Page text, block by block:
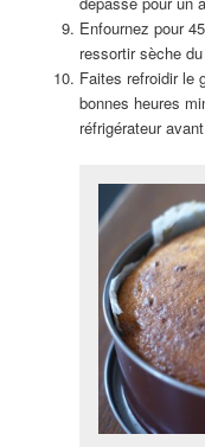
Enfournez pour
ressortir sèche
Faites refroidir le
bonnes heures
réfrigérateur